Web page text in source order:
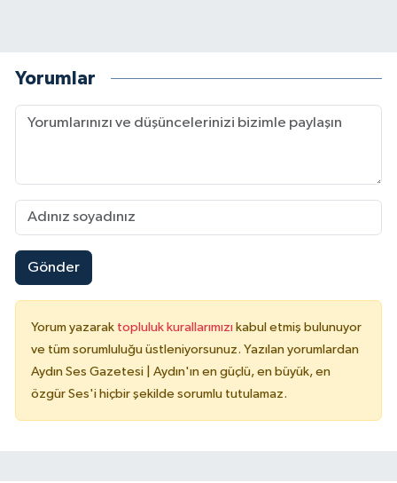
Yorumlar
Gönder
Yorum yazarak topluluk kurallarımızı kabul etmiş bulunuyor
ve tüm sorumluluğu üstleniyorsunuz. Yazılan yorumlardan
Aydın Ses Gazetesi | Aydın'ın en güçlü, en büyük, en
özgür Ses'i hiçbir şekilde sorumlu tutulamaz.